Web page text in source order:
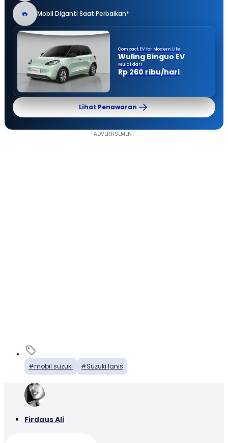
Mobil Diganti Saat Perbaikan*
Compact EV for Modern Life
Wuling Binguo EV
Mulai dari
Rp 260 ribu/hari
Lihat Penawaran
mobil suzuki Suzuki Ignis
Firdaus Ali